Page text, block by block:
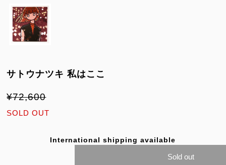
サトウナツキ 私はここ
¥72,600
SOLD OUT
International shipping available
Sold out